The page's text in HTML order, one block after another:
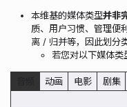
本维基的媒体类型并非
质、用户习惯、管理便
离 / 归并等，因此划分
若您对以下媒体类
动画 电影 剧集